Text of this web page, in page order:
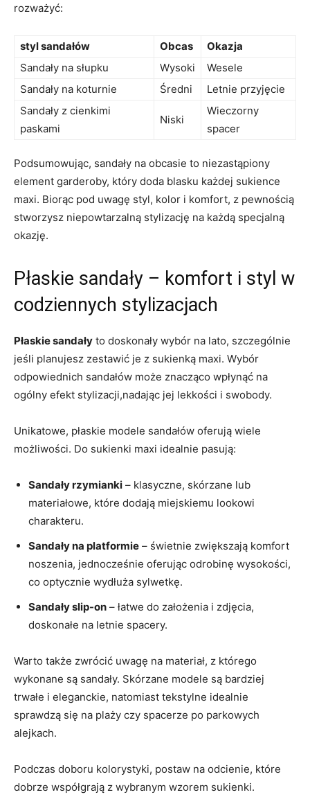
rozważyć:
styl sandałów Obcas
Okazja
Sandały na słupku
Wysoki
Wesele
Sandały na koturnie
Średni
Letnie przyjęcie
Sandały z cienkimi
paskami
Niski
Wieczorny
spacer
Podsumowując, sandały na obcasie to niezastąpiony
element garderoby, który doda blasku każdej sukience
maxi. Biorąc pod uwagę styl, kolor i komfort, z pewnością
stworzysz niepowtarzalną stylizację na każdą specjalną
okazję.
Płaskie sandały – komfort i styl w
codziennych stylizacjach
Płaskie sandały to doskonały wybór na lato, szczególnie
jeśli planujesz zestawić je z sukienką maxi. Wybór
odpowiednich sandałów może znacząco wpłynąć na
ogólny efekt stylizacji,nadając jej lekkości i swobody.
Unikatowe, płaskie modele sandałów oferują wiele
możliwości. Do sukienki maxi idealnie pasują:
Sandały rzymianki – klasyczne, skórzane lub
materiałowe, które dodają miejskiemu lookowi
charakteru.
Sandały na platformie – świetnie zwiększają komfort
noszenia, jednocześnie oferując odrobinę wysokości,
co optycznie wydłuża sylwetkę.
Sandały slip-on – łatwe do założenia i zdjęcia,
doskonałe na letnie spacery.
Warto także zwrócić uwagę na materiał, z którego
wykonane są sandały. Skórzane modele są bardziej
trwałe i eleganckie, natomiast tekstylne idealnie
sprawdzą się na plaży czy spacerze po parkowych
alejkach.
Podczas doboru kolorystyki, postaw na odcienie, które
dobrze współgrają z wybranym wzorem sukienki.